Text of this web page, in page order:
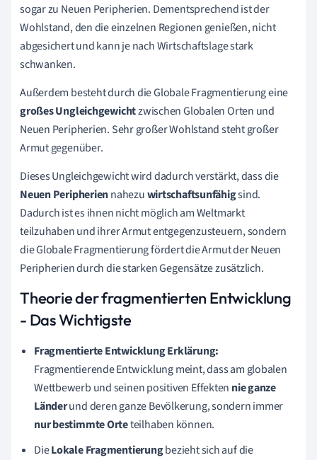
sogar zu Neuen Peripherien. Dementsprechend ist der
Wohlstand, den die einzelnen Regionen genießen, nicht
abgesichert und kann je nach Wirtschaftslage stark
schwanken.
Außerdem besteht durch die Globale Fragmentierung eine
großes Ungleichgewichtzwischen Globalen Orten und
Neuen Peripherien. Sehr großer Wohlstand steht großer
Armut gegenüber.
Dieses Ungleichgewicht wird dadurch verstärkt, dass die
Neuen Peripheriennahezuwirtschaftsunfähigsind.
Dadurch ist es ihnen nicht möglich am Weltmarkt
teilzuhaben und ihrer Armut entgegenzusteuern, sondern
die Globale Fragmentierung fördert die Armut der Neuen
Peripherien durch die starken Gegensätze zusätzlich.
Theorie der fragmentierten Entwicklung
- Das Wichtigste
Fragmentierte Entwicklung Erklärung:
Fragmentierende Entwicklung meint, dass am globalen
Wettbewerb und seinen positiven Effekten nie ganze
Länderund deren ganzeBevölkerung, sondern immer
nur bestimmte Orteteilhaben können.
DieLokale Fragmentierungbeziehtsich auf die